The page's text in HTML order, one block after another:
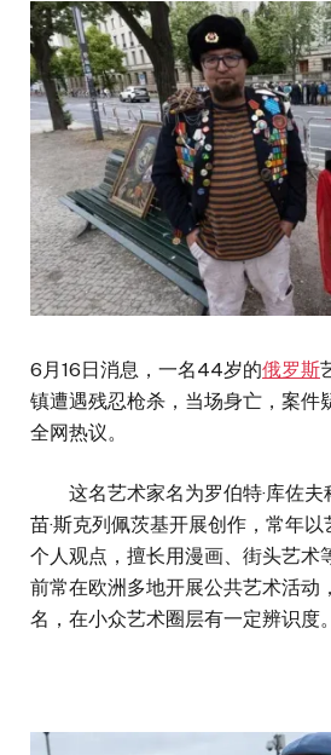
6月16日消息，一名44岁的俄罗斯
镇遭遇残忍枪杀，当场身亡，案件
全网热议。
这名艺术家名为罗伯特·库佐夫
苗·斯克列佩茨基开展创作，常年
个人观点，擅长用漫画、街头艺术
前常在欧洲多地开展公共艺术活动
名，在小众艺术圈层有一定辨识度。